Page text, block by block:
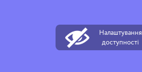
Налаштування
доступності